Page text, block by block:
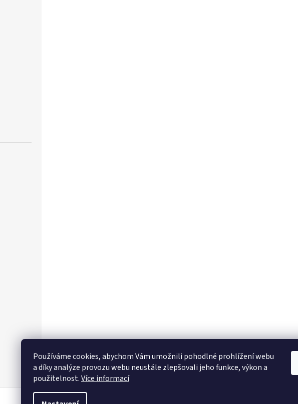
Používáme cookies, abychom Vám umožnili pohodlné prohlížení webu
a díky analýze provozu webu neustále zlepšovali jeho funkce, výkon a
použitelnost.Více informací